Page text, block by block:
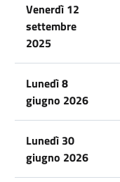
Venerdì 12
settembre
2025
Lunedì 8
giugno 2026
Lunedì 30
giugno 2026